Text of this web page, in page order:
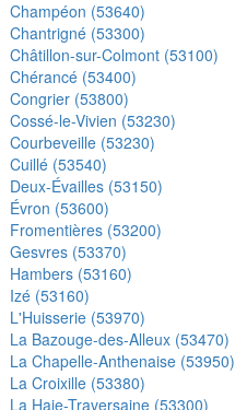
Champéon (53640)
Chantrigné (53300)
Châtillon-sur-Colmont (53100)
Chérancé (53400)
Congrier (53800)
Cossé-le-Vivien (53230)
Courbeveille (53230)
Cuillé (53540)
Deux-Évailles (53150)
Évron (53600)
Fromentières (53200)
Gesvres (53370)
Hambers (53160)
Izé (53160)
L'Huisserie (53970)
La Bazouge-des-Alleux (53470)
La Chapelle-Anthenaise (53950)
La Croixille (53380)
La Haie-Traversaine (53300)